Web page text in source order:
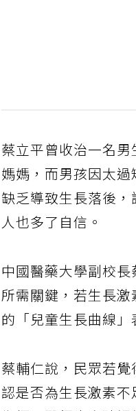
蔡立平曾收治一名
媽媽，而男孩因太
缺乏導致生長落後
人也多了自信。
中國醫藥大學副校
所需關鍵，若生長
的「兒童生長曲線
蔡輔仁說，民眾若
認是否為生長激素